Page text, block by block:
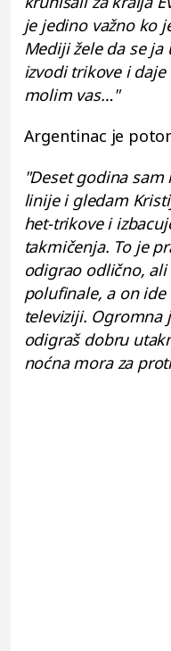
je jedino važno ko
Mediji žele da se
izvodi trikove i daje
molim vas…"
Argentinac je
"Deset godina
linije i gledam
het-trikove i
takmičenja. To je
odigrao odlično,
polufinale, a on
televiziji. Ogromna
odigraš dobru
noćna mora za